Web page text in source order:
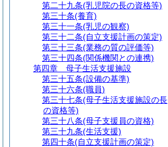
第二十九条(乳児院の長の資格等)
第三十条(養育)
第三十一条(乳児の観察)
第三十二条(自立支援計画の策定)
第三十三条(業務の質の評価等)
第三十四条(関係機関との連携)
第四章
母子生活支援施設
第三十五条(設備の基準)
第三十六条(職員)
第三十七条(母子生活支援施設の長
の資格等)
第三十八条(母子支援員の資格)
第三十九条(生活支援)
第四十条(自立支援計画の策定)